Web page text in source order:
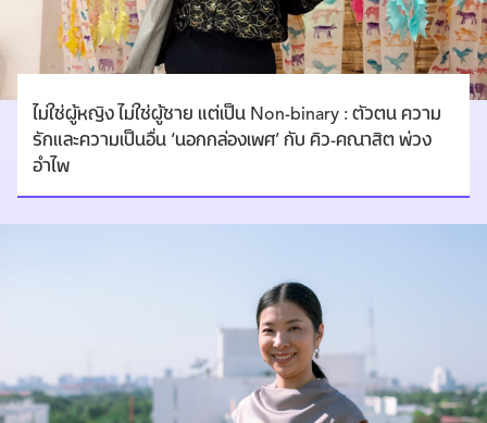
ไม่ใช่ผู้หญิง ไม่ใช่ผู้ชาย แต่เป็น Non-binary : ตัวตน ความ
รักและความเป็นอื่น ‘นอกกล่องเพศ’ กับ คิว-คณาสิต พ่วง
อำไพ